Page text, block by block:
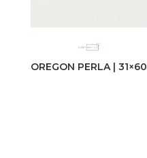
OREGON PERLA | 31×60